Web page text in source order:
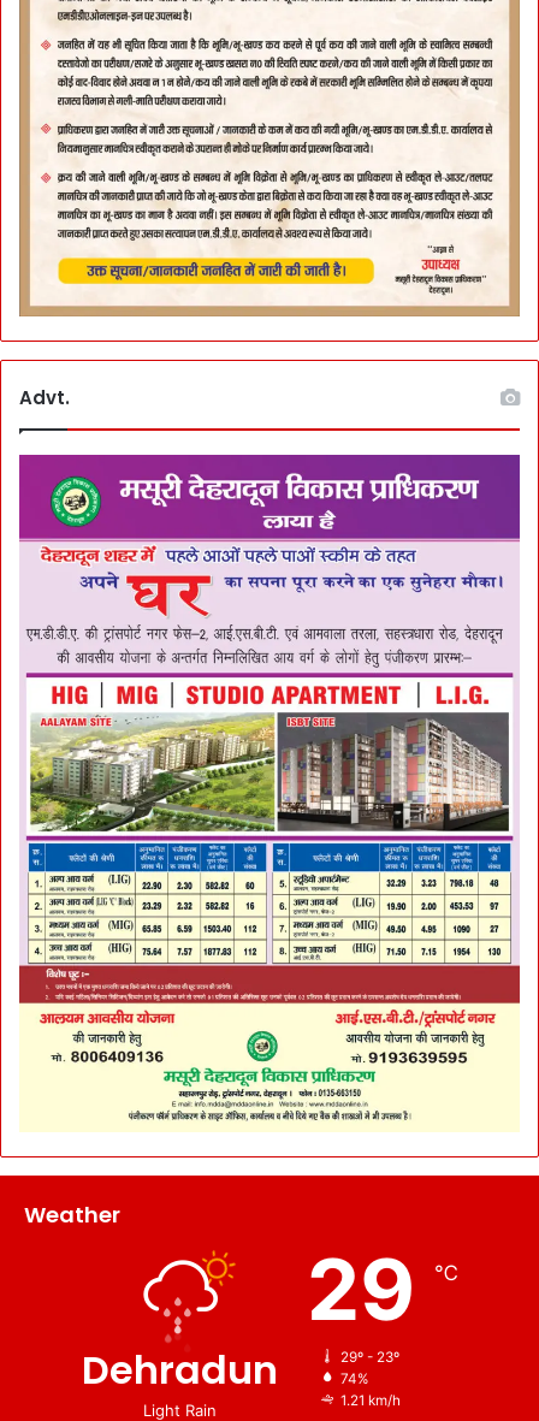
Advt.
Weather
Dehradun
Light Rain
29 ℃
29º - 23º
74%
1.21 km/h